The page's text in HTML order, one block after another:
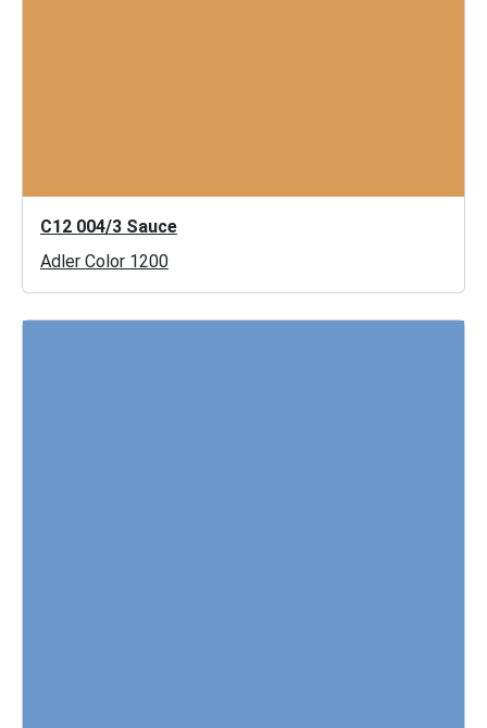
C12 004/3 Sauce
Adler Color 1200